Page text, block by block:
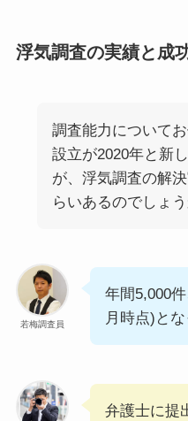
浮気調査の実績と成
調査能力についてお
設立が2020年と新
が、浮気調査の解
らいあるのでしょう
若梅調査員
年間5,000
月時点)とな
弁護士に提